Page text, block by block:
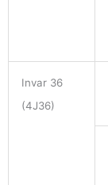
Invar 36
(4J36)